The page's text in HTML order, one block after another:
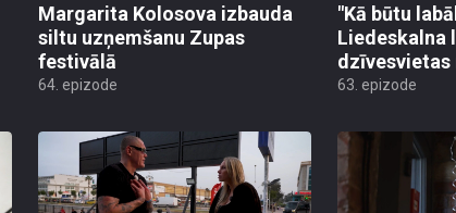
Margarita Kolosova izbauda
siltu uzņemšanu Zupas
festivālā
64. epizode
"Kā būtu
Liedeskalna
dzīvesvietas
63. epizode